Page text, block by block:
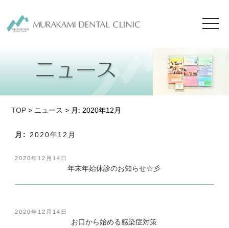
TOP > ニュース > 月: 2020年12月
月: 2020年12月
投
2020年12月14日
年末年始休診のお知らせ☆彡
投
2020年12月14日
お口から始める感染症対策